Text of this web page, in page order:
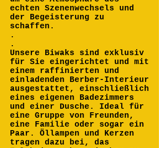
echten Szenenwechsels und
der Begeisterung zu
schaffen.
.
.
Unsere Biwaks sind exklusiv
für Sie eingerichtet und mit
einem raffinierten und
einladenden Berber-Interieur
ausgestattet, einschließlich
eines eigenen Badezimmers
und einer Dusche. Ideal für
eine Gruppe von Freunden,
eine Familie oder sogar ein
Paar. Öllampen und Kerzen
tragen dazu bei, das